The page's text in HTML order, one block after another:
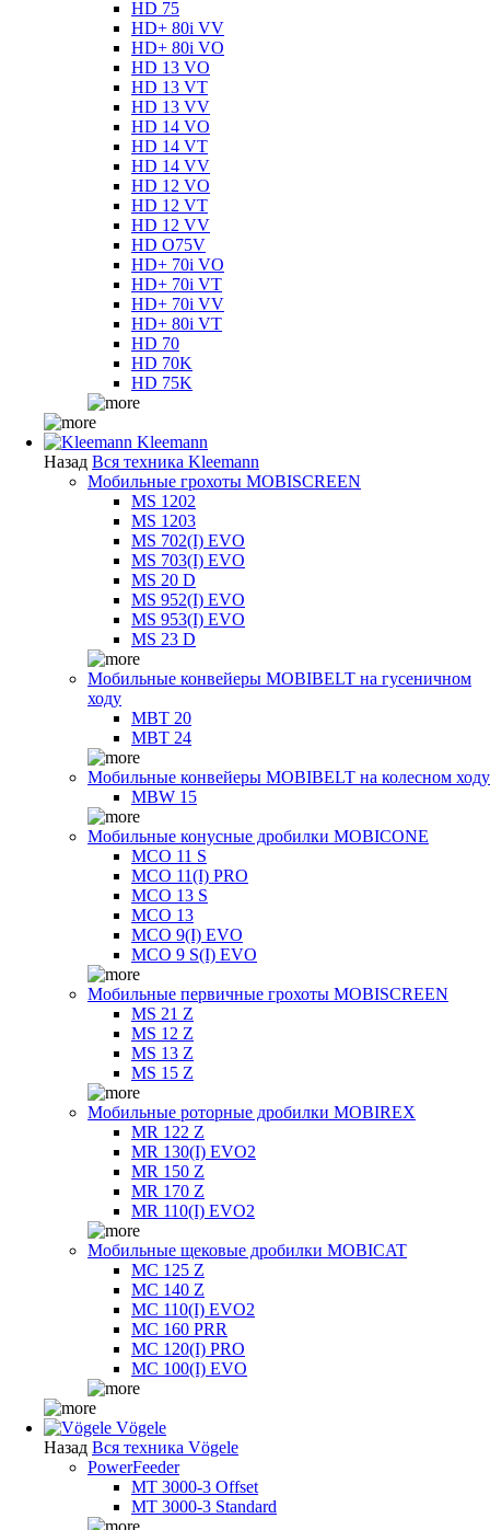
HD 75
HD+ 80i VV
HD+ 80i VO
HD 13 VO
HD 13 VT
HD 13 VV
HD 14 VO
HD 14 VT
HD 14 VV
HD 12 VO
HD 12 VT
HD 12 VV
HD O75V
HD+ 70i VO
HD+ 70i VT
HD+ 70i VV
HD+ 80i VT
HD 70
HD 70K
HD 75K
Kleemann
Назад Вся техника Kleemann
Мобильные грохоты MOBISCREEN
MS 1202
MS 1203
MS 702(I) EVO
MS 703(I) EVO
MS 20 D
MS 952(I) EVO
MS 953(I) EVO
MS 23 D
Мобильные конвейеры MOBIBELT на гусеничном
ходу
MBT 20
MBT 24
Мобильные конвейеры MOBIBELT на колесном ходу
MBW 15
Мобильные конусные дробилки MOBICONE
MCO 11 S
MCO 11(I) PRO
MCO 13 S
MCO 13
MCO 9(I) EVO
MCO 9 S(I) EVO
Мобильные первичные грохоты MOBISCREEN
MS 21 Z
MS 12 Z
MS 13 Z
MS 15 Z
Мобильные роторные дробилки MOBIREX
MR 122 Z
MR 130(I) EVO2
MR 150 Z
MR 170 Z
MR 110(I) EVO2
Мобильные щековые дробилки MOBICAT
MC 125 Z
MC 140 Z
MC 110(I) EVO2
MC 160 PRR
MC 120(I) PRO
MC 100(I) EVO
Vögele
Назад Вся техника Vögele
PowerFeeder
MT 3000-3 Offset
MT 3000-3 Standard